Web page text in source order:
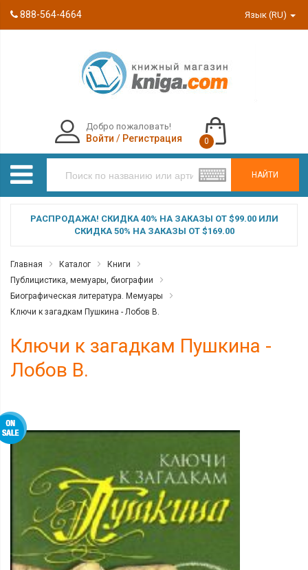
888-564-4664 Язык (RU)
НАЙТИ
Добро пожаловать!
Войти / Регистрация 0
РАСПРОДАЖА! СКИДКА 40% НА ЗАКАЗЫ ОТ $99.00 ИЛИ
СКИДКА 50% НА ЗАКАЗЫ ОТ $169.00
Главная Каталог
Книги
Публицистика, мемуары, биографии
Биографическая литература. Мемуары
Ключи к загадкам Пушкина - Лобов В.
Ключи к загадкам Пушкина -
Лобов В.